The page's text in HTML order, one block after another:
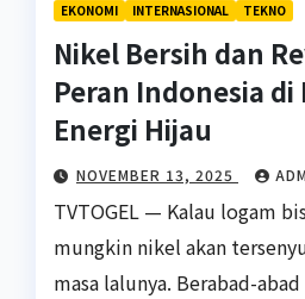
EKONOMI INTERNASIONAL TEKNO
Nikel Bersih dan
Peran Indonesia di
Energi Hijau
NOVEMBER 13, 2025
TVTOGEL — Kalau logam
mungkin nikel akan
masa lalunya. Berabad-